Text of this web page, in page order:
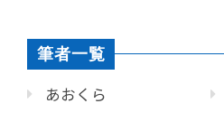
筆者一覧
あおくら